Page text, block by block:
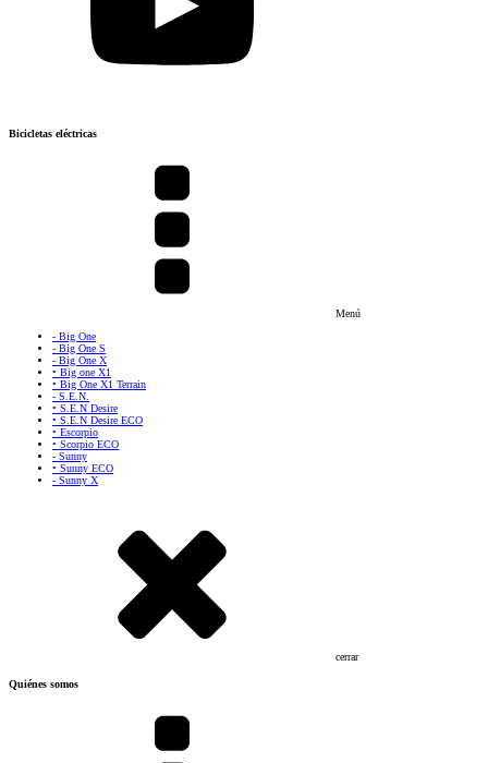
Bicicletas eléctricas
Menú
- Big One
- Big One S
- Big One X
• Big one X1
• Big One X1 Terrain
- S.E.N.
• S.E.N Desire
• S.E.N Desire ECO
• Escorpio
• Scorpio ECO
- Sunny
• Sunny ECO
- Sunny X
cerrar
Quiénes somos